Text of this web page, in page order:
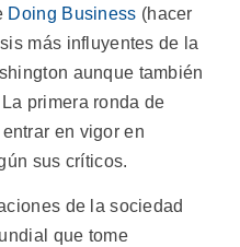
Doing Business (hacer
más influyentes de la
aunque también
primera ronda de
en vigor en
sus críticos.
de la sociedad
que tome